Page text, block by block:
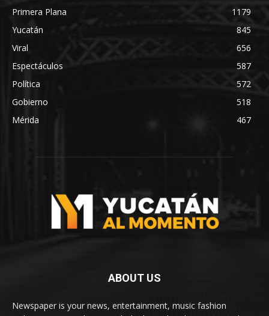
Primera Plana
1179
Yucatán
845
Viral
656
Espectáculos
587
Política
572
Gobierno
518
Mérida
467
ABOUT US
Newspaper is your news, entertainment, music fashion